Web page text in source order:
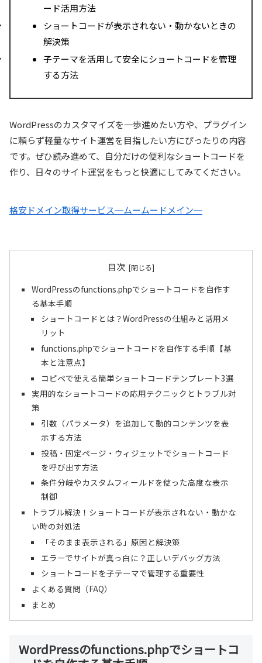
ード活用方法
ショートコードが表示されない・動かないときの
解決策
子テーマを活用して安全にショートコードを管理
する方法
WordPressのカスタマイズを一歩進めたい方や、プラグイン
に頼らず軽量なサイト運営を目指したい方にぴったりの内容
です。ぜひ読み進めて、自分だけの便利なショートコードを
作り、日々のサイト運営をもっと快適にしてみてください。
格安ドメイン取得サービス─ムームードメイン─
目次
WordPressのfunctions.phpでショートコードを自作す
る基本手順
ショートコードとは？WordPressの仕組みと活用メ
リット
functions.phpでショートコードを自作する手順【基
本と注意点】
コピペで使える簡単ショートコードテンプレート3選
実用的なショートコードの応用テクニックとトラブル対
策
引数（パラメータ）を追加して動的コンテンツを表
示する方法
投稿・固定ページ・ウィジェットでショートコード
を呼び出す方法
条件分岐やカスタムフィールドを使った高度な表示
制御
トラブル解決！ショートコードが表示されない・動かな
い時の対処法
「そのまま表示される」原因と解決策
エラーでサイトが真っ白に？正しいデバッグ方法
ショートコードを子テーマで管理する重要性
よくある質問（FAQ）
まとめ
WordPressのfunctions.phpでショートコ